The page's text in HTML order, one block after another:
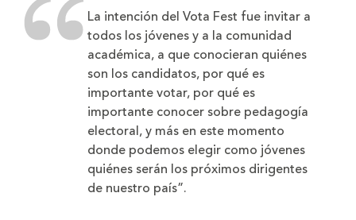
La intención del Vota Fest fue invitar a
todos los jóvenes y a la comunidad
académica, a que conocieran quiénes
son los candidatos, por qué es
importante votar, por qué es
importante conocer sobre pedagogía
electoral, y más en este momento
donde podemos elegir como jóvenes
quiénes serán los próximos dirigentes
de nuestro país”.